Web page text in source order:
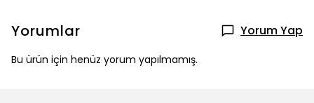
Yorumlar Yorum Yap
Bu ürün için henüz yorum yapılmamış.